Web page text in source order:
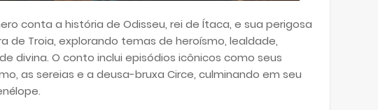
conta a história de Odisseu, rei de Ítaca, e sua perigosa
de Troia, explorando temas de heroísmo, lealdade,
divina. O conto inclui episódios icônicos como seus
as sereias e a deusa-bruxa Circe, culminando em seu